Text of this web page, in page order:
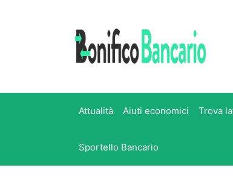
Attualità Aiuti economici Trova
Sportello Bancario